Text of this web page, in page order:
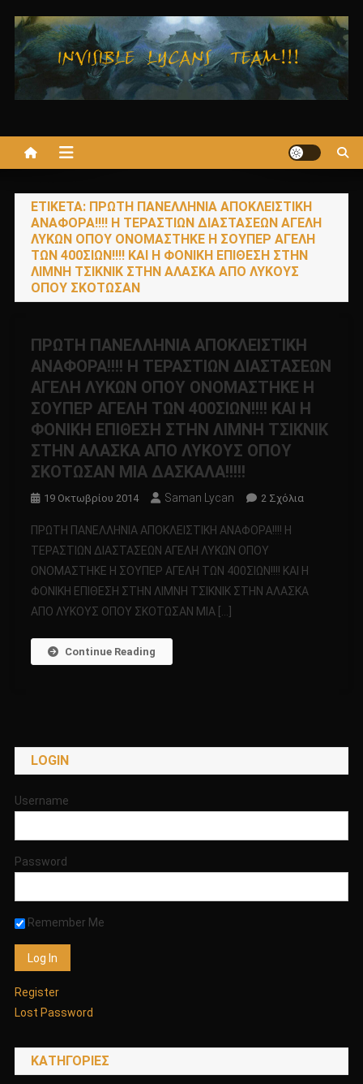
στο
περιεχόμενο
ΕΤΙΚΈΤΑ: ΠΡΩΤΗ ΠΑΝΕΛΛΗΝΙΑ ΑΠΟΚΛΕΙΣΤΙΚΗ
ΑΝΑΦΟΡΑ!!!! Η ΤΕΡΑΣΤΙΩΝ ΔΙΑΣΤΑΣΕΩΝ ΑΓΕΛΗ
ΛΥΚΩΝ ΟΠΟΥ ΟΝΟΜΑΣΤΗΚΕ Η ΣΟΥΠΕΡ ΑΓΕΛΗ
ΤΩΝ 400ΣΙΩΝ!!!! ΚΑΙ Η ΦΟΝΙΚΗ ΕΠΙΘΕΣΗ ΣΤΗΝ
ΛΙΜΝΗ ΤΣΙΚΝΙΚ ΣΤΗΝ ΑΛΑΣΚΑ ΑΠΟ ΛΥΚΟΥΣ
ΟΠΟΥ ΣΚΟΤΩΣΑΝ
ΠΡΩΤΗ ΠΑΝΕΛΛΗΝΙΑ ΑΠΟΚΛΕΙΣΤΙΚΗ
ΑΝΑΦΟΡΑ!!!! Η ΤΕΡΑΣΤΙΩΝ ΔΙΑΣΤΑΣΕΩΝ
ΑΓΕΛΗ ΛΥΚΩΝ ΟΠΟΥ ΟΝΟΜΑΣΤΗΚΕ Η
ΣΟΥΠΕΡ ΑΓΕΛΗ ΤΩΝ 400ΣΙΩΝ!!!! ΚΑΙ Η
ΦΟΝΙΚΗ ΕΠΙΘΕΣΗ ΣΤΗΝ ΛΙΜΝΗ ΤΣΙΚΝΙΚ
ΣΤΗΝ ΑΛΑΣΚΑ ΑΠΟ ΛΥΚΟΥΣ ΟΠΟΥ
ΣΚΟΤΩΣΑΝ ΜΙΑ ΔΑΣΚΑΛΑ!!!!!
19 Οκτωβρίου 2014 Saman Lycan 2 ΣχόλιαΣτο
ΑΝΑΦΟΡΑ!!!!
Η
ΤΩΝ
ΚΑΙ
ΕΠΙΘΕΣΗ
ΔΑΣΚΑΛΑ!!!!!
ΠΡΩΤΗ ΠΑΝΕΛΛΗΝΙΑ ΑΠΟΚΛΕΙΣΤΙΚΗ ΑΝΑΦΟΡΑ!!!! Η
ΤΕΡΑΣΤΙΩΝ ΔΙΑΣΤΑΣΕΩΝ ΑΓΕΛΗ ΛΥΚΩΝ ΟΠΟΥ
ΟΝΟΜΑΣΤΗΚΕ Η ΣΟΥΠΕΡ ΑΓΕΛΗ ΤΩΝ 400ΣΙΩΝ!!!! ΚΑΙ Η
ΦΟΝΙΚΗ ΕΠΙΘΕΣΗ ΣΤΗΝ ΛΙΜΝΗ ΤΣΙΚΝΙΚ ΣΤΗΝ ΑΛΑΣΚΑ
ΑΠΟ ΛΥΚΟΥΣ ΟΠΟΥ ΣΚΟΤΩΣΑΝ ΜΙΑ […]
Continue Reading
LOGIN
Username
Password
Remember Me
Register
Lost Password
KΑΤΗΓΟΡΊΕΣ